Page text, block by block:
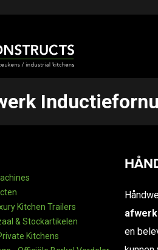
Kitchen Trailers
& Stockartikelen
Kitchens
en